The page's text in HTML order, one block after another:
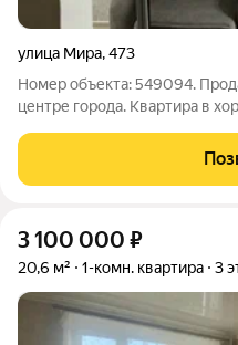
улица Мира,473
Номер объекта: 549094.
центре города. Квартира в
быть с горячей водой! В
больницы, спортзал,
3 100 000 ₽
20,6 м² 1-комн. квартира 3